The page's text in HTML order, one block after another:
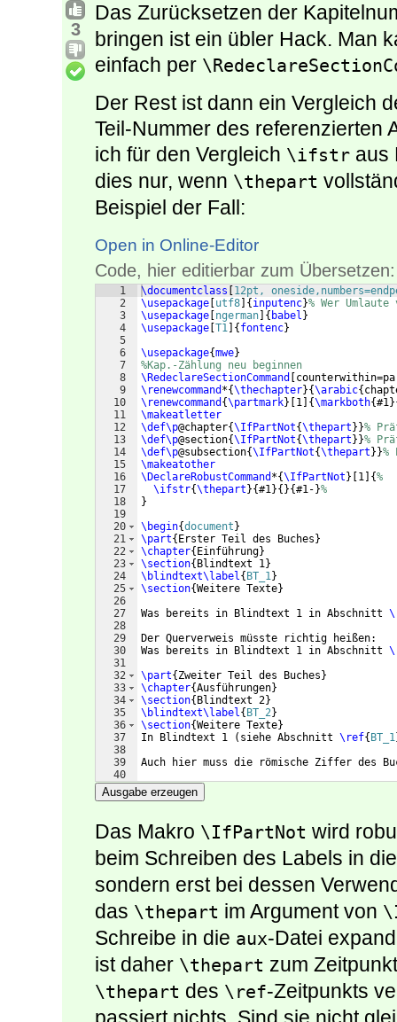
3
Das Zurücksetzen der
bringen ist ein übler Hack. Man
einfach per
Der Rest ist dann ein Vergleich
Teil-Nummer des referenzierten
ich für den Vergleich \ifstr aus
dies nur, wenn \thepart
Beispiel der Fall:
Open in Online-Editor
Code, hier editierbar zum Übersetzen:
1
2
3
4
5
6
7
8
9
10
11
12
13
14
15
16
17
18
19
20
21
22
23
24
25
26
27
28
29
30
31
32
33
34
35
36
37
38
39
40
41
\documentclass
12pt,
\usepackage utf8 { inputenc}% Wer
\usepackage ngerman { babel }
\usepackage T1 { fontenc}
\usepackage{mwe}
%Kap.-Zählung neu beginnen
\RedeclareSectionCommand
\renewcommand *{\thechapter}{\arabic{
\renewcommand {\partmark} 1 {\markboth{#1}
\makeatletter
\def\p@chapter{\IfPartNot{\thepart }}%
\def\p@section{\IfPartNot{\thepart }}%
\def\p@subsection{\IfPartNot{\thepart }}%
\makeatother
\DeclareRobustCommand *{\IfPartNot } 1 {%
\ifstr{\thepart }{#1}{ }{#1- }%
}
\begin{document }
\part{ Erster Teil des Buches }
\chapter{ Einführung}
\section{ Blindtext 1}
\blindtext\label{ BT_1}
\section{Weitere Texte}
Was bereits in Blindtext 1 in Abschnitt
Der Querverweis müsste richtig heißen:
Was bereits in Blindtext 1 in Abschnitt
\part{ Zweiter Teil des Buches }
\chapter{Ausführungen}
\section{ Blindtext 2}
\blindtext\label{ BT_2}
\section{Weitere Texte}
In Blindtext 1
( siehe Abschnitt \ref{ BT_1
Auch hier muss die römische Ziffer des
\end{document
Ausgabe erzeugen
Das Makro \IfPartNot wird
beim Schreiben des Labels in
sondern erst bei dessen
das \thepart im Argument von
Schreibe in die aux-Datei
ist daher \thepart zum
\thepart des \ref-Zeitpunkts